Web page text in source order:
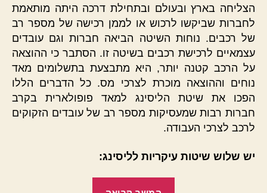
הצליחה בארץ ובעולם ובתחילת דרכה היתה מותאמת
לחברות שביקשו לרכוש או לממן רכישה של מספר רב
של רכבים. נוחות השיטה הביאה חברות וגם עובדים
עצמאיים לרכישת רכבים בשיטה זו. הסתבר כי ההוצאה
על הרכב קטנה יותר, היא מתבצעת בתשלומים מאד
נוחים וההוצאה מוכרת לצרכי מס. כל הדברים הללו
הפכו את שיטת הליסינג למאד פופולארית בקרב
חברות רבות שמעסיקות מספר רב של עובדים הזקוקים
לרכב לצרכי העבודה.
יש שלוש שיטות עיקריות לליסינג: